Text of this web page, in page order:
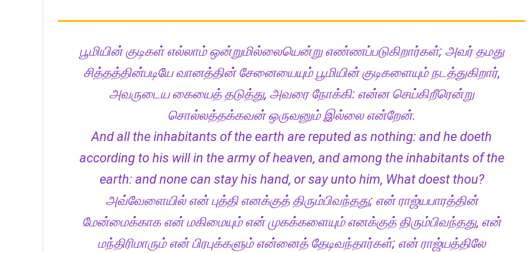
பூமியின் குடிகள் எல்லாம் ஒன்றுமில்லையென்று எண்ணப்படுகிறார்கள்; அவர் தமது
சித்தத்தின்படியே வானத்தின் சேனையையும் பூமியின் குடிகளையும் நடத்துகிறார்,
அவருடைய கையைத் தடுத்து, அவரை நோக்கி: என்ன செய்கிறீரென்று
சொல்லத்தக்கவன் ஒருவனும் இல்லை என்றேன்.
And all the inhabitants of the earth are reputed as nothing: and he doeth
according to his will in the army of heaven, and among the inhabitants of the
earth: and none can stay his hand, or say unto him, What doest thou?
அவ்வேளையில் என் புத்தி எனக்குத் திரும்பிவந்தது; என் ராஜ்யபாரத்தின்
மேன்மைக்காக என் மகிமையும் என் முகக்களையும் எனக்குத் திரும்பிவந்தது, என்
மந்திரிமாரும் என் பிரபுக்களும் என்னைத் தேடிவந்தார்கள்; என் ராஜ்யத்திலே